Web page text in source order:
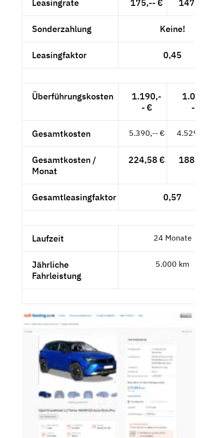
Leasingrate 175,-- € 147,06 €
Sonderzahlung Keine!
Leasingfaktor 0,45
Überführungskosten
1.190,-
- €
1.000,-
- €
Gesamtkosten 5.390,-- € 4.529,41 €
Gesamtkosten /
Monat
224,58 € 188,73 €
Gesamtleasingfaktor 0,57
Laufzeit 24 Monate
Jährliche
Fahrleistung
5.000 km